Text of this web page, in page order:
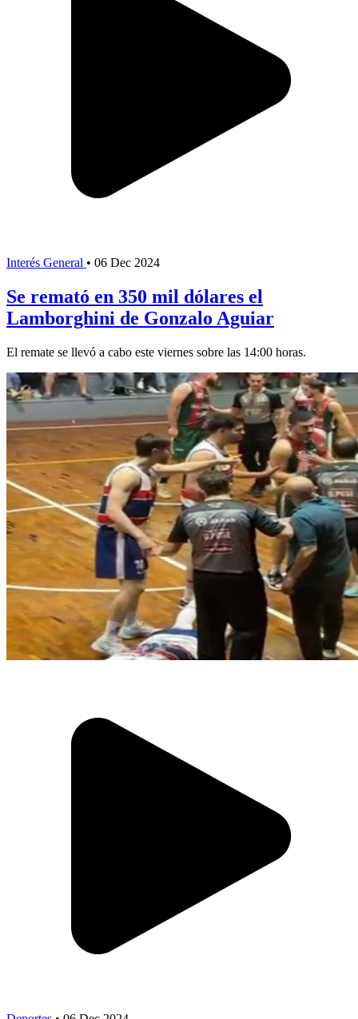
Interés General • 06 Dec 2024
Se remató en 350 mil dólares el
Lamborghini de Gonzalo Aguiar
El remate se llevó a cabo este viernes sobre las 14:00 horas.